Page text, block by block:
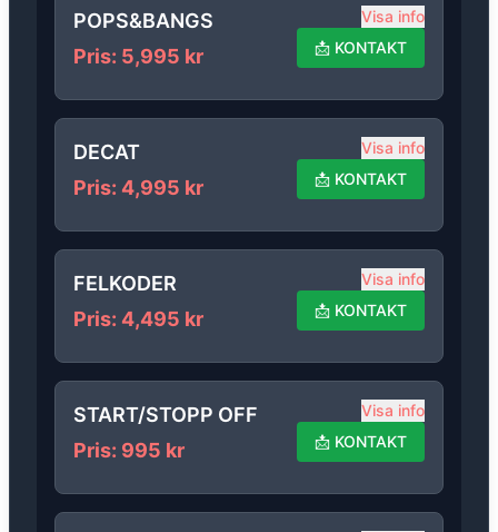
POPS&BANGS
Pris: 5,995 kr
Visa info
📩 KONTAKT
DECAT
Pris: 4,995 kr
Visa info
📩 KONTAKT
FELKODER
Pris: 4,495 kr
Visa info
📩 KONTAKT
START/STOPP OFF
Pris: 995 kr
Visa info
📩 KONTAKT